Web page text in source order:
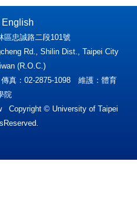
English
林區忠誠路二段101號
Rd., Shilin Dist., Taipei City
(R.O.C.)
真：02-2875-1098 維護：體育
院
Copyright © University of Taipei